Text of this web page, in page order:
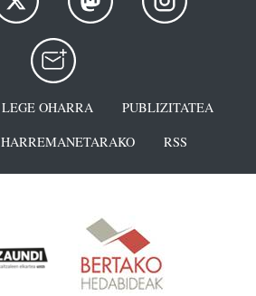
LEGE OHARRA
PUBLIZITATEA
HARREMANETARAKO RSS